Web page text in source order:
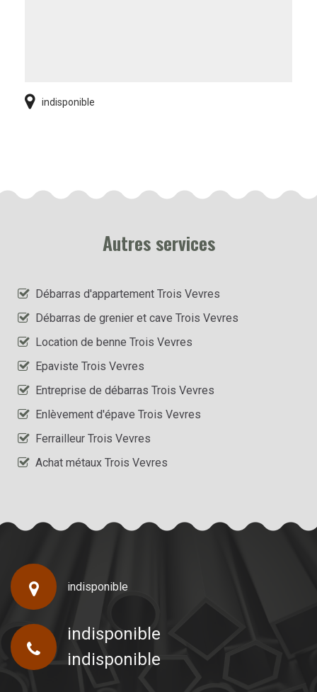
indisponible
Autres services
Débarras d'appartement Trois Vevres
Débarras de grenier et cave Trois Vevres
Location de benne Trois Vevres
Epaviste Trois Vevres
Entreprise de débarras Trois Vevres
Enlèvement d'épave Trois Vevres
Ferrailleur Trois Vevres
Achat métaux Trois Vevres
indisponible
indisponible
indisponible